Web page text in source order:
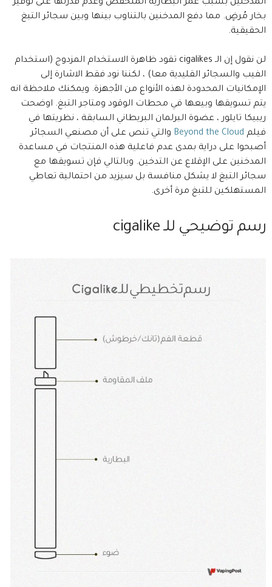
المدخنين بسبب عمر البطارية المنخفض وعدم قدرتها على توفير
بخار مُرضٍ. مما دفع المدخنين بالتناوب بينها وبين سجائر التبغ
الحقيقية.
لن نقول إن الـ cigalikes تقود ظاهرة الاستخدام المزدوج (استخدام
الفيب والسجائر القليدية معا) ، لكننا نود فقط الاشارة إلى
الإمكانيات المحدودة لهذه الأنواع من الأجهزة. ويمكنك ملاحظة انه
يتم تسويقها وبيعها في محطات الوقود ومتاجر التبغ. اوضحت
ريبيكا تايلور ، عضوة البرلمان البريطاني السابقة ، نظريتها في
فيلم Beyond the Cloudوالتي تنص على أن مصنعي السجائر
أصبحوا على دراية بمدى عدم فاعلية هذه المنتجات في مساعدة
المدخنين على الإقلاع عن التدخين. وبالتالي فإن تسويقها مع
سجائر التبغ لا يشكل منافسة بل سيزيد من احتمالية تعاطي
المستهلكين للتبغ مرة أخرى.
رسم توضيحي للـ cigalike